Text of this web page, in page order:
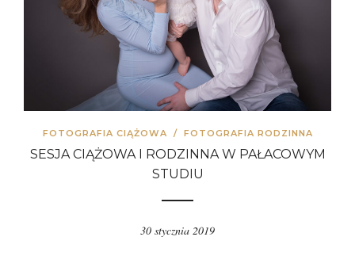
FOTOGRAFIA CIĄŻOWA / FOTOGRAFIA RODZINNA
SESJA CIĄŻOWA I RODZINNA W PAŁACOWYM
STUDIU
30 stycznia 2019